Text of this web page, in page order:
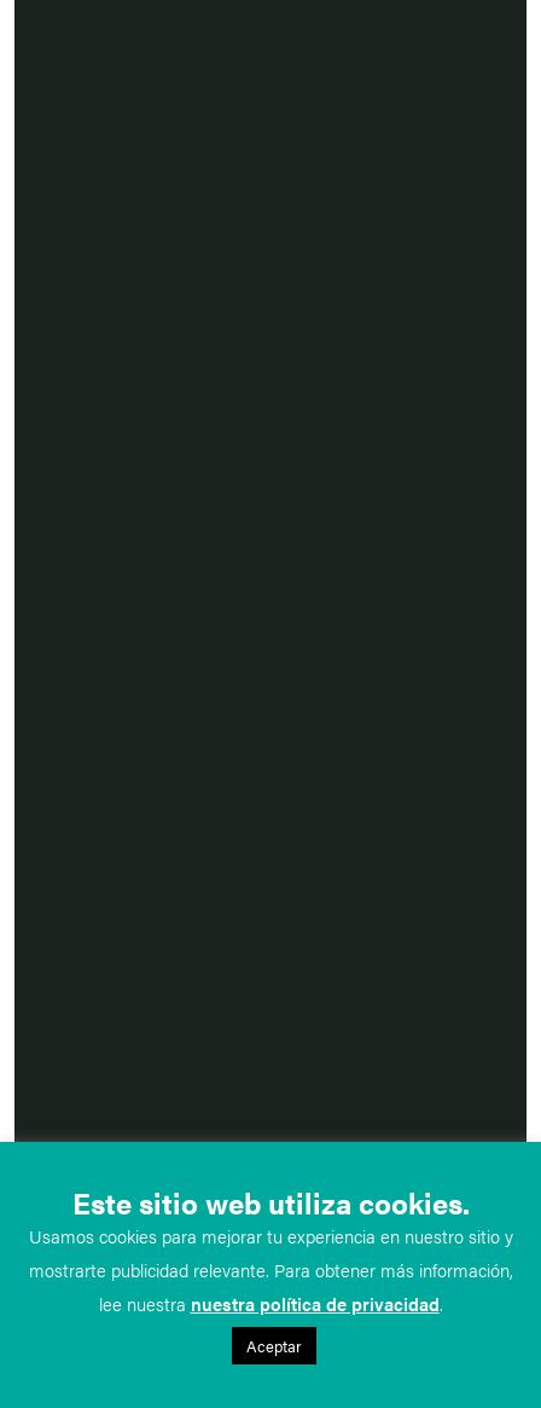
Este sitio web utiliza cookies.
Usamos cookies para mejorar tu experiencia en nuestro sitio y
mostrarte publicidad relevante. Para obtener más información,
lee nuestra nuestra política de privacidad.
Aceptar